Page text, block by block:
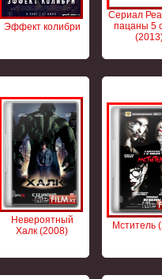
Эффект колибри
Сериал
пацаны 5
Невероятный
Халк (2008)
Мститель